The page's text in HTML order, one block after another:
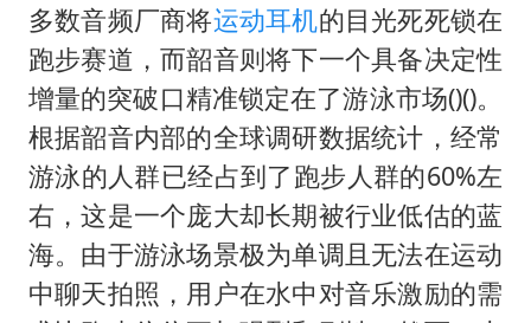
多数音频厂商将运动耳机的目光死死锁在
跑步赛道，而韶音则将下一个具备决定性
增量的突破口精准锁定在了游泳市场()()。
根据韶音内部的全球调研数据统计，经常
游泳的人群已经占到了跑步人群的60%左
右，这是一个庞大却长期被行业低估的蓝
海。由于游泳场景极为单调且无法在运动
中聊天拍照，用户在水中对音乐激励的需